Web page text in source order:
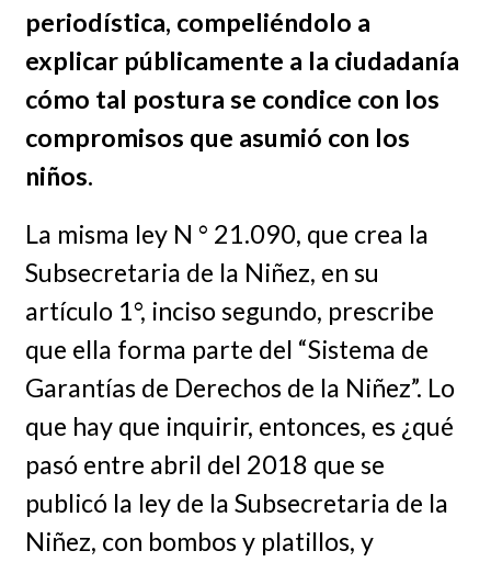
periodística, compeliéndolo a
explicar públicamente a la ciudadanía
cómo tal postura se condice con los
compromisos que asumió con los
niños.
La misma ley N ° 21.090, que crea la
Subsecretaria de la Niñez, en su
artículo 1°, inciso segundo, prescribe
que ella forma parte del “Sistema de
Garantías de Derechos de la Niñez”. Lo
que hay que inquirir, entonces, es ¿qué
pasó entre abril del 2018 que se
publicó la ley de la Subsecretaria de la
Niñez, con bombos y platillos, y